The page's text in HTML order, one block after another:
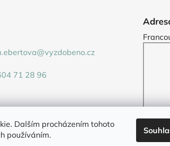
Dalším procházením tohoto
používáním.
@vyzdobeno.cz
71 28 96